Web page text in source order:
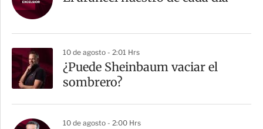
t
10 de agosto - 2:01 Hrs
¿Puede Sheinbaum vaciar el
sombrero?
10 de agosto - 2:00 Hrs